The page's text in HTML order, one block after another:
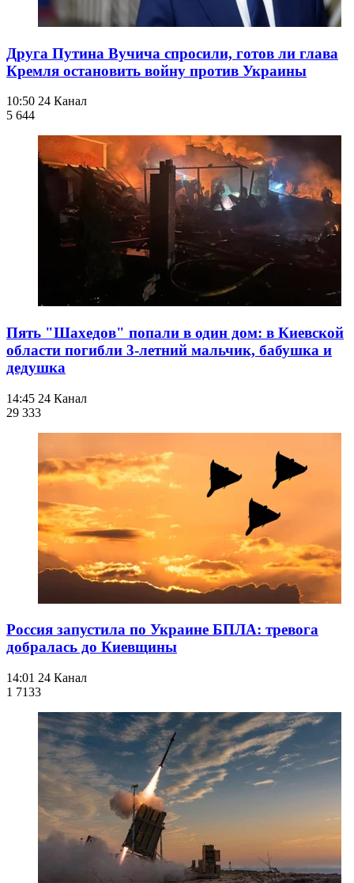
Друга Путина Вучича спросили, готов ли глава
Кремля остановить войну против Украины
10:50 24 Канал
5 644
Пять "Шахедов" попали в один дом: в Киевской
области погибли 3-летний мальчик, бабушка и
дедушка
14:45 24 Канал
29 333
Россия запустила по Украине БПЛА: тревога
добралась до Киевщины
14:01 24 Канал
1 7133